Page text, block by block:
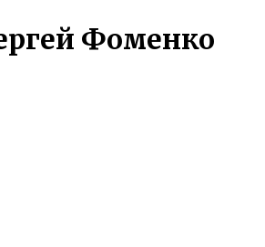
Фоменко